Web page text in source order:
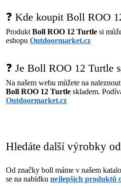
❓ Kde koupit Boll ROO
Produkt Boll ROO 12 Turtle si
eshopu Outdoormarket.cz
❓ Je Boll ROO 12 Turtle
Na našem webu můžete na
Boll ROO 12 Turtle skladem.
Outdoormarket.cz
Hledáte další výrobky
Od značky boll máme v našem
se na nabídku nejlepších produktů